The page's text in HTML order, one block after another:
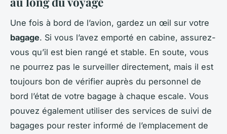
Une fois à bord de l’avion, gardez un œil sur votre
bagage. Si vous l’avez emporté en cabine, assurez-
vous qu’il est bien rangé et stable. En soute, vous
ne pourrez pas le surveiller directement, mais il est
toujours bon de vérifier auprès du personnel de
bord l’état de votre bagage à chaque escale. Vous
pouvez également utiliser des services de suivi de
bagages pour rester informé de l’emplacement de